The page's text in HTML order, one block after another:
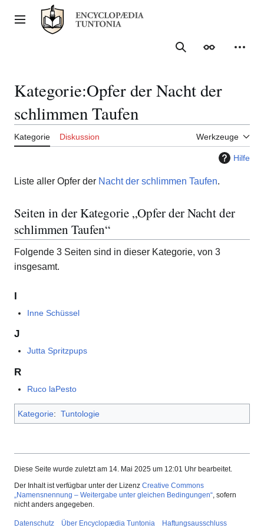
Inhalt
springenHauptmenü
Suche
Kategorie:Opfer der Nacht der
schlimmen Taufen
Kategorie Diskussion Werkzeuge
Hilfe
Liste aller Opfer der Nacht der schlimmen Taufen.
Seiten in der Kategorie „Opfer der Nacht der
schlimmen Taufen“
Folgende 3 Seiten sind in dieser Kategorie, von 3
insgesamt.
I
Inne Schüssel
J
Jutta Spritzpups
R
Ruco laPesto
Kategorie: Tuntologie
Diese Seite wurde zuletzt am 14. Mai 2025 um 12:01 Uhr bearbeitet.
Der Inhalt ist verfügbar unter der Lizenz Creative Commons
„Namensnennung – Weitergabe unter gleichen Bedingungen“, sofern
nicht anders angegeben.
Datenschutz Über Encyclopædia Tuntonia Haftungsausschluss